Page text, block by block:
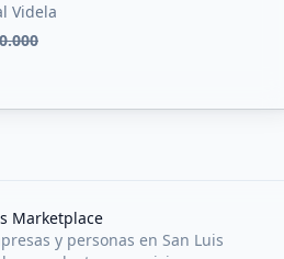
Videla
Marketplace
y personas en San Luis